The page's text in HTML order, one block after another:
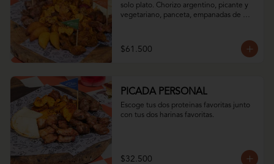
solo plato. Chorizo argentino, picante y
vegetariano, panceta, empanadas de
papas.
$61.500
PICADA PERSONAL
Escoge tus dos proteinas favoritas junto
con tus dos harinas favoritas.
$32.500